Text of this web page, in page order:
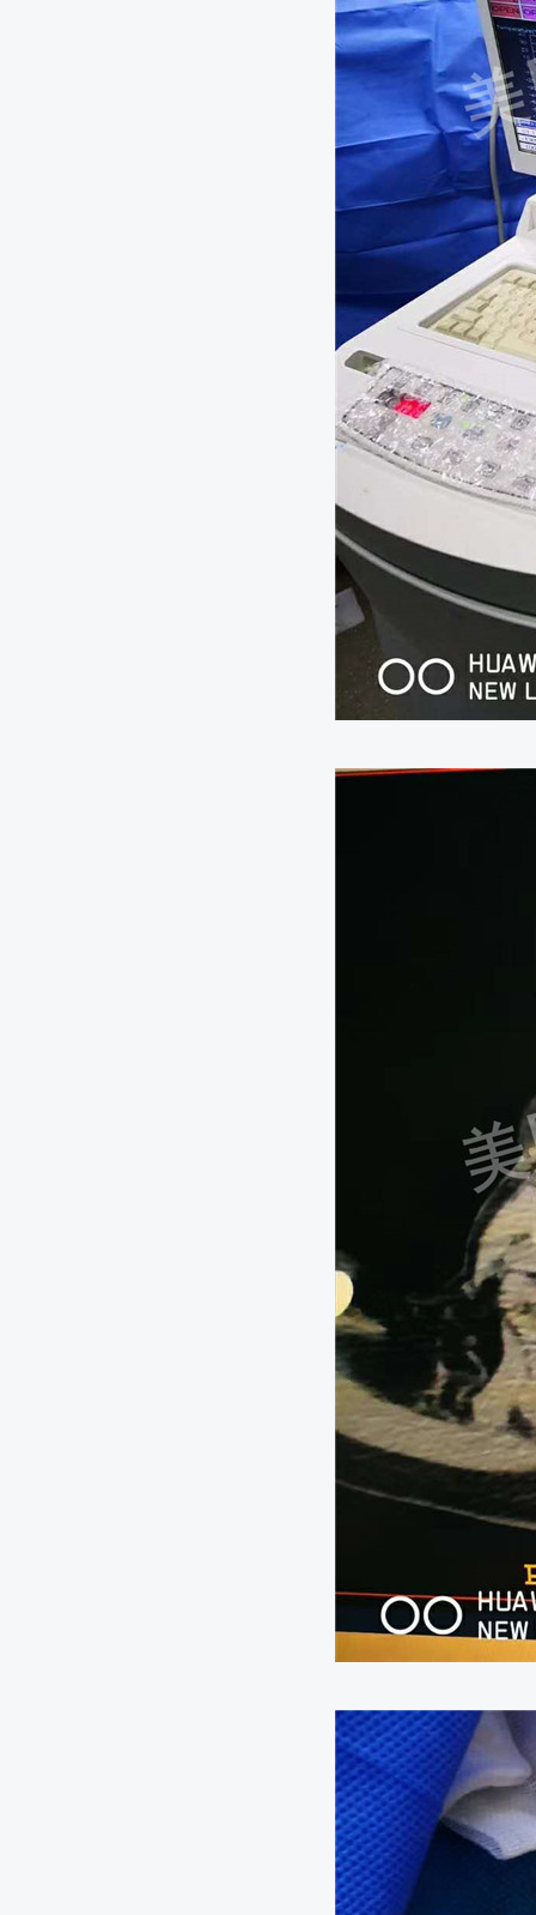
“打工人”想防癌？做好这5点，癌细胞可能会绕道走！
牙齿松动、牙龈肿胀不是小问题，还有可能是牙龈癌
不得不防！这4种致癌炸弹，可能就隐藏在你的饭桌上
中医治疗的食管癌，出路在哪里？
香港女艺人肺癌去世，身体6个症状暗示着早期肺癌！
让前列腺癌提前七年被诊断，早筛早诊是防治关键
胰腺癌并非一出现就是晚期！5个异常，你可能错过了
28岁青年舞蹈家患胃癌去世，这个癌症为什么会盯上
2022年4月份肺部氩氦刀手术
2022年4月份肺部氩氦刀手术
超10万人队列研究：躲过了肥胖，换来了癌症？常见
增加总癌症风险！特别是这俩！
国际冷冻协会荣誉主席Franco Lugnani教授访问武汉
国际冷冻协会荣誉主席Franco Lugnani教授访问湖南
2015年第74届中国国际医疗器械秋季博览会（
安徽省首例原发肝癌TACE联合氩氦刀冷冻消融手术报
锦州医科大学附属第三医院首例肝癌TACE联合氩氦